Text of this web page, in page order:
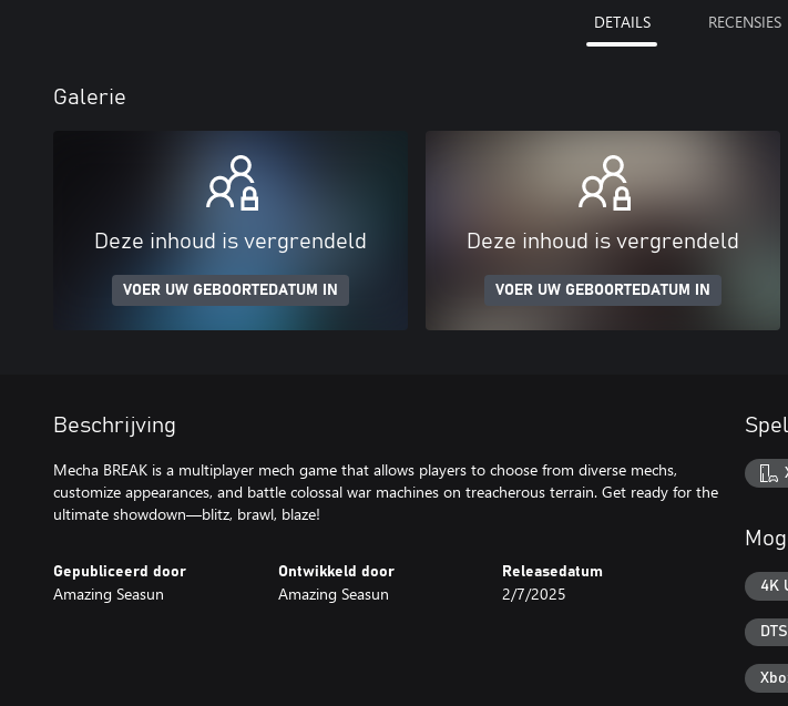
DETAILS RECENSIES
Galerie
Deze inhoud is vergrendeld
VOER UW GEBOORTEDATUM IN
Deze inhoud is vergrendeld
VOER UW GEBOORTEDATUM IN
Beschrijving
Mecha BREAK is a multiplayer mech game that allows players to choose from diverse mechs,
customize appearances, and battle colossal war machines on treacherous terrain. Get ready for the
ultimate showdown—blitz, brawl, blaze!
Gepubliceerd door
Amazing Seasun
Ontwikkeld door
Amazing Seasun
Releasedatum
2/7/2025 4K